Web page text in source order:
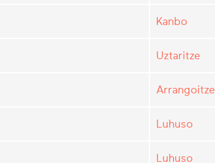
Kanbo
Uztaritze
Arrangoitze
Luhuso
Luhuso